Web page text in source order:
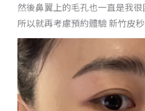
然後鼻翼上的毛孔也一直是我很
所以就再考慮預約體驗 新竹皮秒